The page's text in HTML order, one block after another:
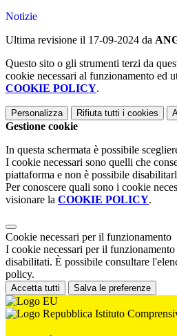
Notizie
Ultima revisione il 17-09-2024 da
Questo sito o gli strumenti terzi da
cookie necessari al funzionamento ed
COOKIE POLICY.
Personalizza Rifiuta tutti i cookies
Gestione cookie
In questa schermata è possibile
I cookie necessari sono quelli che
piattaforma e non è possibile
Per conoscere quali sono i cookie
visionare la COOKIE POLICY.
Cookie necessari per il funzionamento
I cookie necessari per il funzionamento
disabilitati. È possibile consultare
policy.
Accetta tutti Salva le preferenze
Istituto